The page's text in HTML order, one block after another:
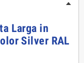
Larga in
Silver RAL